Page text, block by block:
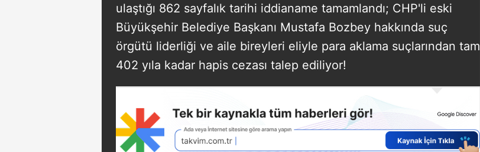
ulaştığı 862 sayfalık tarihi iddianame tamamlandı; CHP'li eski
Büyükşehir Belediye Başkanı Mustafa Bozbey hakkında suç
örgütü liderliği ve aile bireyleri eliyle para aklama suçlarından tam
402 yıla kadar hapis cezası talep ediliyor!